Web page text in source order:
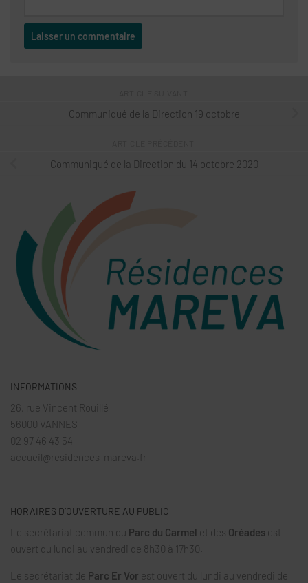
Communiqué de la Direction 19 octobre
Communiqué de la Direction du 14 octobre 2020
INFORMATIONS
26, rue Vincent Rouillé
56000 VANNES
02 97 46 43 54
accueil@residences-mareva.fr
HORAIRES D’OUVERTURE AU PUBLIC
Le secrétariat commun du Parc du Carmel et des Oréades est
ouvert du lundi au vendredi de 8h30 à 17h30.
Le secrétariat de Parc Er Vor est ouvert du lundi au vendredi de